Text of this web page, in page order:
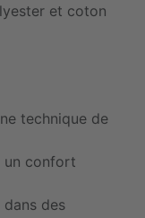
et coton
technique de
un confort
des